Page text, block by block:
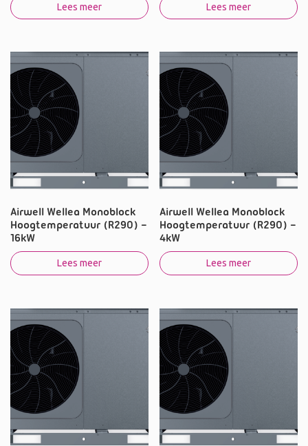
Lees meer Lees meer
Airwell Wellea Monoblock
Hoogtemperatuur (R290) –
16kW
Lees meer
Airwell Wellea Monoblock
Hoogtemperatuur (R290) –
4kW
Lees meer